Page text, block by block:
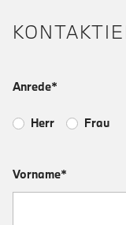
Anrede*
Herr Frau
Vorname*